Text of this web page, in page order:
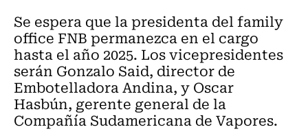
Se espera que la presidenta del family
office FNB permanezca en el cargo
hasta el año 2025. Los vicepresidentes
serán Gonzalo Said, director de
Embotelladora Andina, y Oscar
Hasbún, gerente general de la
Compañía Sudamericana de Vapores.